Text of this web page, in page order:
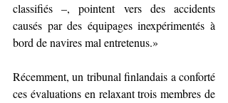
classifiés –, pointent vers des accidents
causés par des équipages inexpérimentés à
bord de navires mal entretenus.»
Récemment, un tribunal finlandais a conforté
ces évaluations en relaxant trois membres de